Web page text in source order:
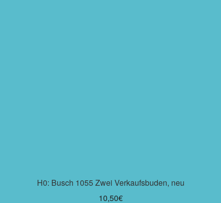
H0: Busch 1055 Zwei Verkaufsbuden, neu
10,50€